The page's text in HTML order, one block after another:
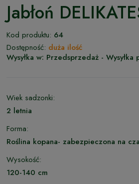
Jabłoń
Kod produktu: 64
Dostępność: duża ilość
Wysyłka w: Przedsprzedaż - Wysyłka
Wiek sadzonki:
2 letnia
Forma:
Roślina kopana- zabezpieczona na
Wysokość:
120-140 cm